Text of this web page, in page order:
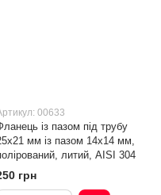
00633
із пазом під трубу
мм із пазом 14х14 мм,
литий, AISI 304
грн